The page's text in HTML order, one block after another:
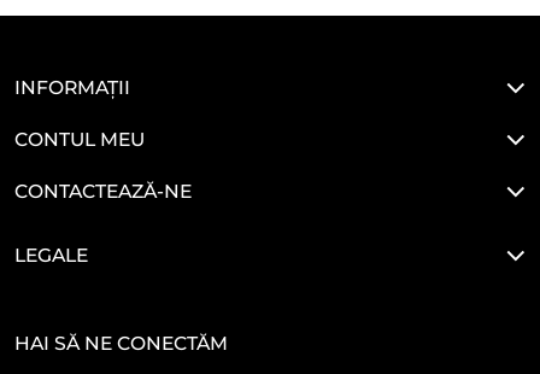
INFORMAȚII
CONTUL MEU
CONTACTEAZĂ-NE
LEGALE
HAI SĂ NE CONECTĂM